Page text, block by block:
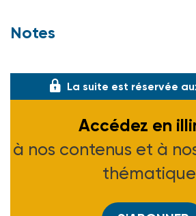
Notes
La suite est réservée
Accédez en
à nos contenus et à